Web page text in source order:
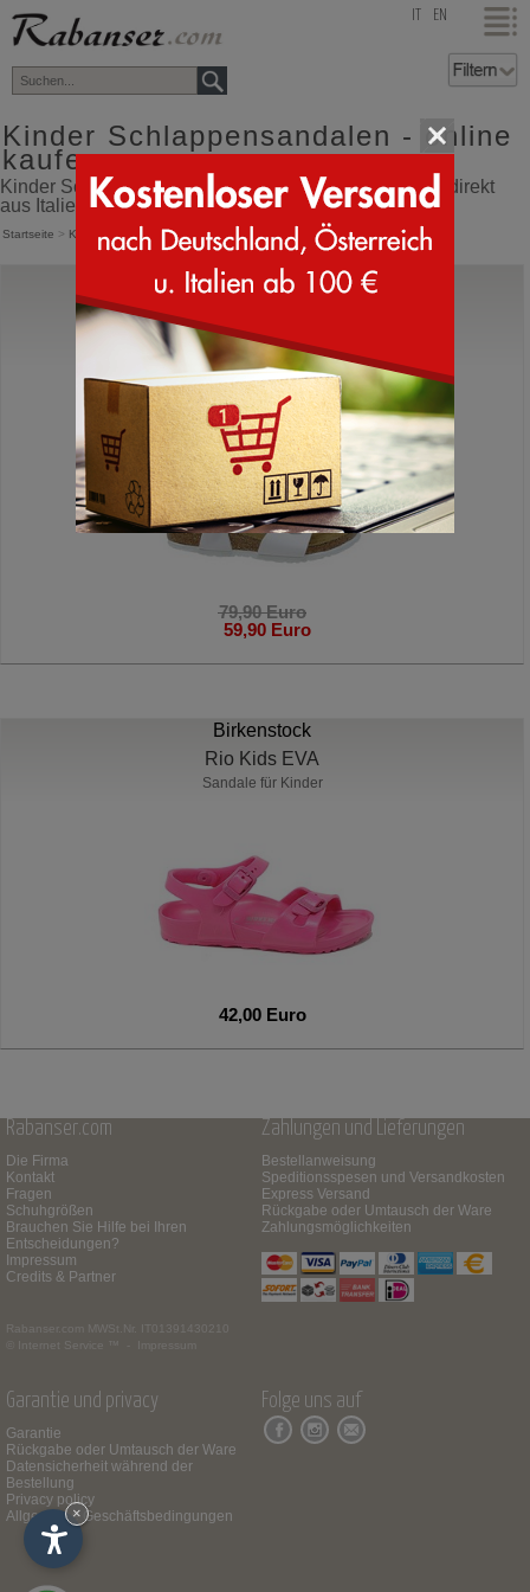
top EN
Kinder Schlappensandalen - online
kaufen
Kinder Schlappensandalen Online Shop mit Versand direkt
aus Italien
Startseite > Kinder > Sandalen>Schlappensandale
Birkenstock
Sandale für Kinder
79,90 Euro
59,90 Euro
Birkenstock
Rio Kids EVA
Sandale für Kinder
42,00 Euro
Rabanser.com
Die Firma
Kontakt
Fragen
Schuhgrößen
Brauchen Sie Hilfe bei Ihren
Entscheidungen?
Impressum
Credits & Partner
Rabanser.com
MWSt.Nr. IT01391430210
© Internet Service ™ -
Impressum
Zahlungen und Lieferungen
Bestellanweisung
Speditionsspesen und Versandkosten
Express Versand
Rückgabe oder Umtausch der Ware
Zahlungsmöglichkeiten
Garantie und privacy
Garantie
Rückgabe oder Umtausch der Ware
Datensicherheit während der
Bestellung
Privacy policy
Allgemeine Geschäftsbedingungen
Folge uns auf
×